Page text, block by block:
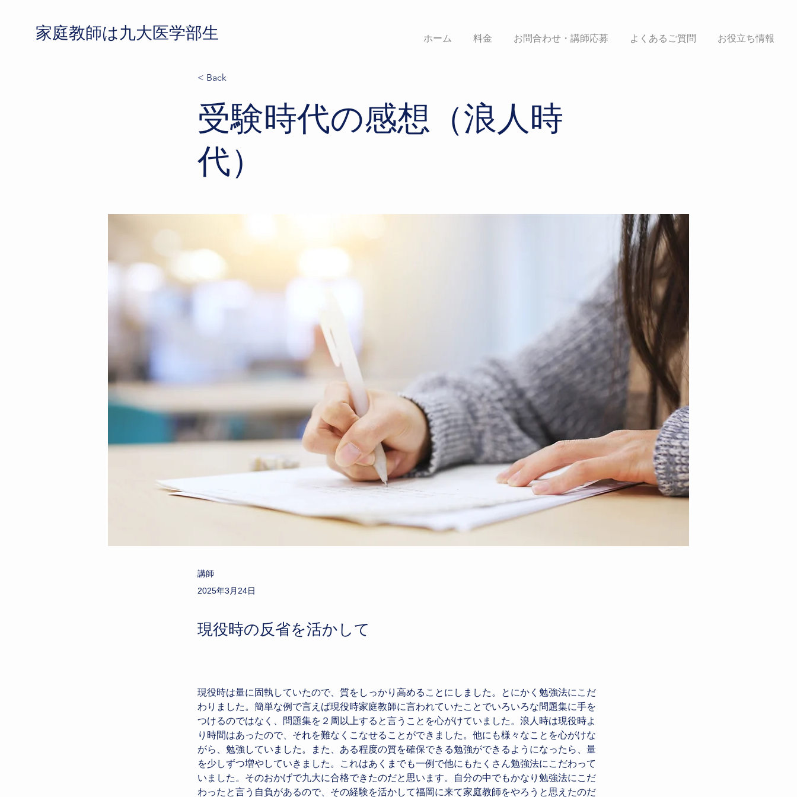
​家庭教師は九大医学部生 ホーム 料金 お問合わせ・講師応募 よくあるご質問 お役立ち情報
< Back
受験時代の感想（浪人時
代）
講師
2025年3月24日
現役時の反省を活かして
現役時は量に固執していたので、質をしっかり高めることにしました。とにかく勉強法にこだ
わりました。簡単な例で言えば現役時家庭教師に言われていたことでいろいろな問題集に手を
つけるのではなく、問題集を２周以上すると言うことを心がけていました。浪人時は現役時よ
り時間はあったので、それを難なくこなせることができました。他にも様々なことを心がけな
がら、勉強していました。また、ある程度の質を確保できる勉強ができるようになったら、量
を少しずつ増やしていきました。これはあくまでも一例で他にもたくさん勉強法にこだわって
いました。そのおかげで九大に合格できたのだと思います。自分の中でもかなり勉強法にこだ
わったと言う自負があるので、その経験を活かして福岡に来て家庭教師をやろうと思えたのだ